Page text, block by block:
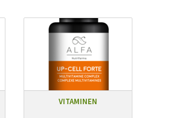
VITAMINEN